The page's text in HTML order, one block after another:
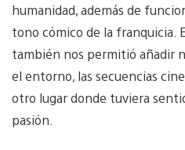
humanidad, además de
tono cómico de la franquicia.
también nos permitió añadir
el entorno, las secuencias
otro lugar donde tuviera
pasión.